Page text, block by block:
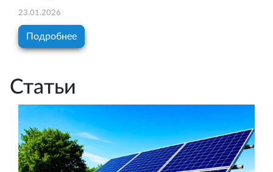
23.01.2026
Подробнее
Статьи